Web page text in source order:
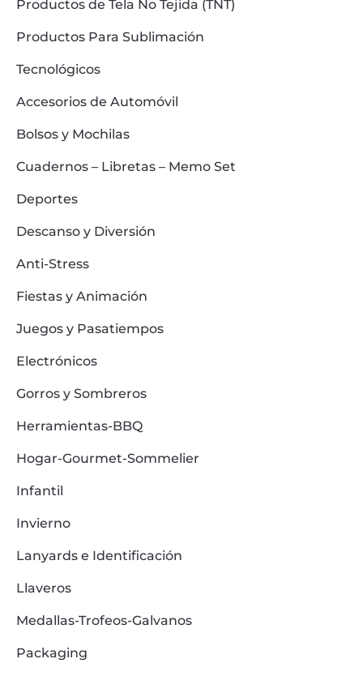
Productos de Tela No Tejida (TNT)
Productos Para Sublimación
Tecnológicos
Accesorios de Automóvil
Bolsos y Mochilas
Cuadernos – Libretas – Memo Set
Deportes
Descanso y Diversión
Anti-Stress
Fiestas y Animación
Juegos y Pasatiempos
Electrónicos
Gorros y Sombreros
Herramientas-BBQ
Hogar-Gourmet-Sommelier
Infantil
Invierno
Lanyards e Identificación
Llaveros
Medallas-Trofeos-Galvanos
Packaging